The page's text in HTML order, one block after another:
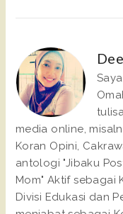
media online,
Koran Opini,
antologi "Jibaku
Mom" Aktif sebagai
Divisi Edukasi dan